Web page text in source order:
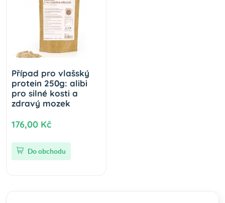
Případ pro vlašský
protein 250g: alibi
pro silné kosti a
zdravý mozek
176,00 Kč
Do obchodu